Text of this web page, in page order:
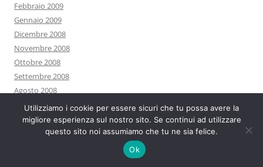
Febbraio 2009
Gennaio 2009
Dicembre 2008
Novembre 2008
Ottobre 2008
Settembre 2008
Agosto 2008
Luglio 2008
Giugno 2008
Maggio 2008
Utilizziamo i cookie per essere sicuri che tu possa avere la
migliore esperienza sul nostro sito. Se continui ad utilizzare
questo sito noi assumiamo che tu ne sia felice.
Ok